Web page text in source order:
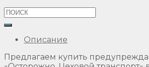
Описание
Предлагаем купить